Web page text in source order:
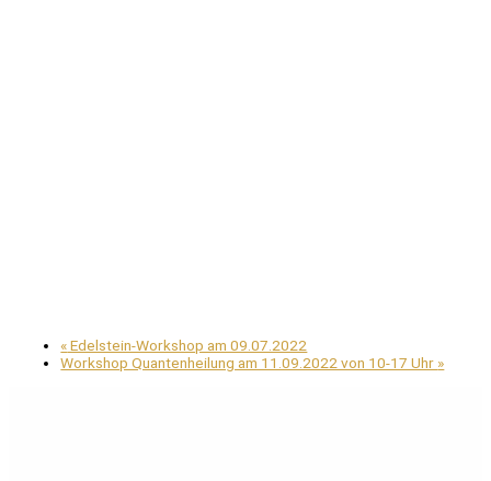
«Edelstein-Workshop am 09.07.2022
Workshop Quantenheilung am 11.09.2022 von 10-17 Uhr »